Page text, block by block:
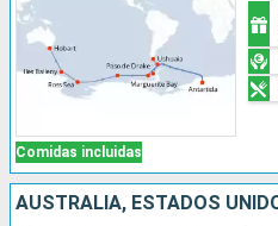
Comidas incluidas